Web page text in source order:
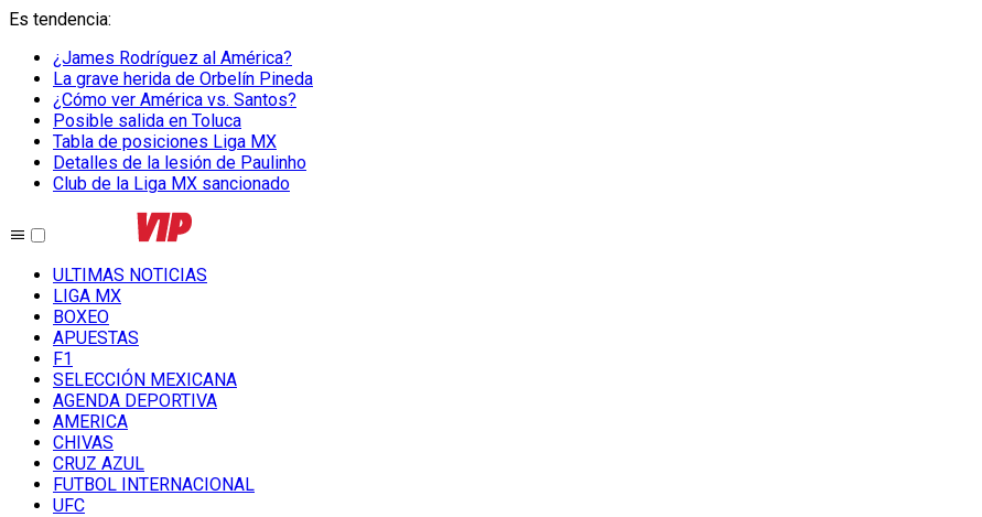
Es tendencia:
¿James Rodríguez al América?
La grave herida de Orbelín Pineda
¿Cómo ver América vs. Santos?
Posible salida en Toluca
Tabla de posiciones Liga MX
Detalles de la lesión de Paulinho
Club de la Liga MX sancionado
ULTIMAS NOTICIAS
LIGA MX
BOXEO
APUESTAS
F1
SELECCIÓN MEXICANA
AGENDA DEPORTIVA
AMERICA
CHIVAS
CRUZ AZUL
FUTBOL INTERNACIONAL
UFC